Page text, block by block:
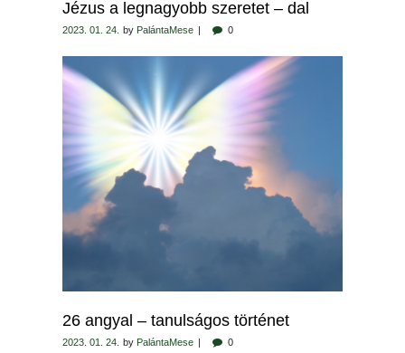
Jézus a legnagyobb szeretet – dal
2023. 01. 24. by PalántaMese 0
26 angyal – tanulságos történet
2023. 01. 24. by PalántaMese 0